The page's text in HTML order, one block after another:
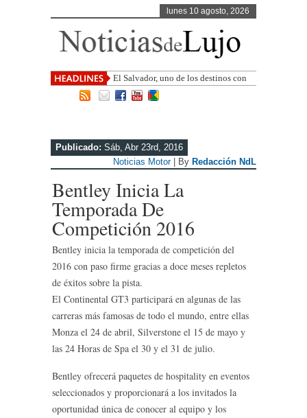
lunes 10 agosto, 2026
El Salvador, uno de los destinos con
mayor proyección de Centr
Publicado: Sáb, Abr 23rd, 2016
Noticias Motor| By Redacción NdL
Bentley Inicia La
Temporada De
Competición 2016
Bentley inicia la temporada de competición del
2016 con paso firme gracias a doce meses repletos
de éxitos sobre la pista.
El Continental GT3 participará en algunas de las
carreras más famosas de todo el mundo, entre ellas
Monza el 24 de abril, Silverstone el 15 de mayo y
las 24 Horas de Spa el 30 y el 31 de julio.
Bentley ofrecerá paquetes de hospitality en eventos
seleccionados y proporcionará a los invitados la
oportunidad única de conocer al equipo y los